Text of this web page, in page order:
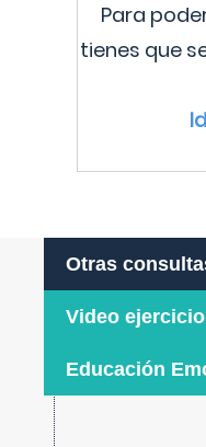
Para
tienes que
Otras
Video
Educación